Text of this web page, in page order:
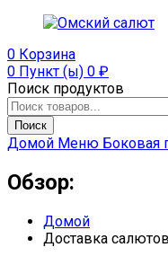
0 Корзина
0 Пункт (ы) 0 ₽
Поиск продуктов
Поиск
Домой Меню Боковая
Обзор:
Домой
Доставка